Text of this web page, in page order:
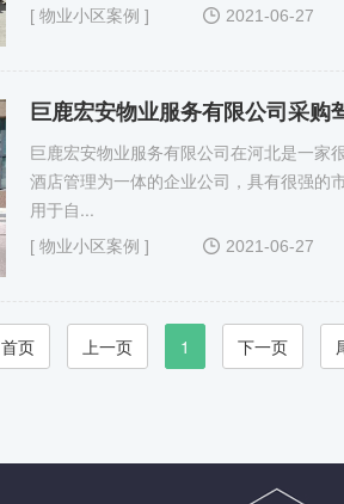
[ 物业小区案例 ] 2021-06-27
巨鹿宏安物业服务有限公司采购
巨鹿宏安物业服务有限公司在河北是一家
酒店管理为一体的企业公司，具有很强的
用于自...
[ 物业小区案例 ] 2021-06-27
首页 上一页 1 下一页